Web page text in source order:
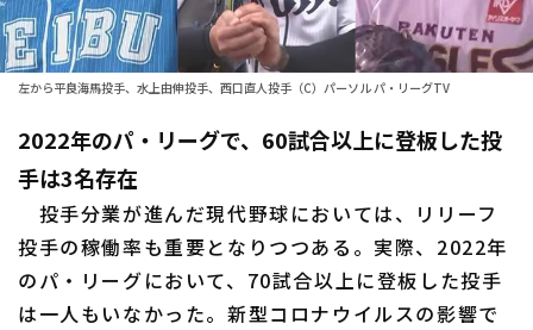
1軍公式戦
ファーム東地区
ファーム中地区
ファーム西地区
交流戦
選手名鑑
選手名鑑トップ
北海道日本ハムファイターズ
東北楽天ゴールデンイーグルス
埼玉西武ライオンズ
千葉ロッテマリーンズ
設定
左から平良海馬投手、水上由伸投手、西口直人投手（C）パーソル パ・リーグTV
2022年のパ・リーグで、60試合以上に登板した投
手は3名存在
投手分業が進んだ現代野球においては、リリーフ
投手の稼働率も重要となりつつある。実際、2022年
のパ・リーグにおいて、70試合以上に登板した投手
は一人もいなかった。新型コロナウイルスの影響で